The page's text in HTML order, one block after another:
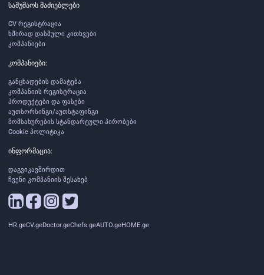
სამუშაოს მაძიებლები
CV რეგისტრაცია
ხშირად დასმული კითხვები
კომპანიები
კომპანიები:
განცხადების დამატება
კომპანიის რეგისტრაცია
პროდუქტები და ფასები
აუთსორსინგი/აუთსტაფინგი
მომსახურების სტანდარტული პირობები
Cookie პოლიტიკა
ინფორმაცია:
დაგვიკავშირდით
ჩვენი კომპანიის შესახებ
HR.geCV.geDoctor.geChefs.geAUTO.geHOME.ge